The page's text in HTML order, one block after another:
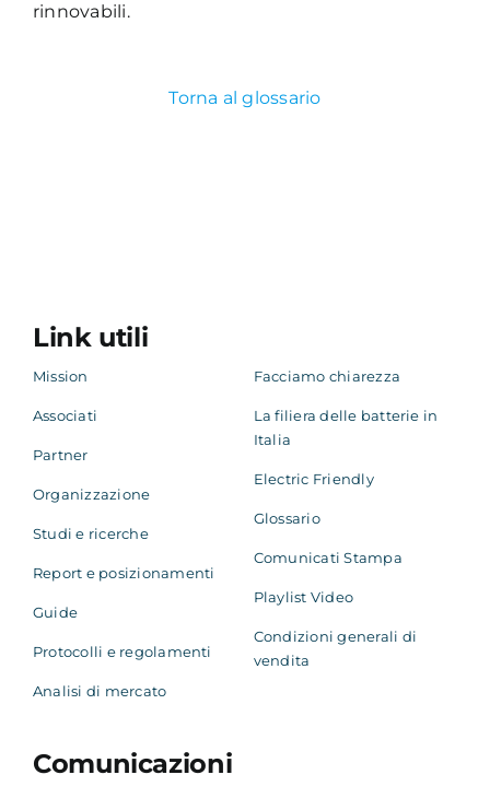
rinnovabili.
Torna al glossario
Link utili
Mission
Associati
Partner
Organizzazione
Studi e ricerche
Report e posizionamenti
Guide
Protocolli e regolamenti
Analisi di mercato
Facciamo chiarezza
La filiera delle batterie in
Italia
Electric Friendly
Glossario
Comunicati Stampa
Playlist Video
Condizioni generali di
vendita
Comunicazioni